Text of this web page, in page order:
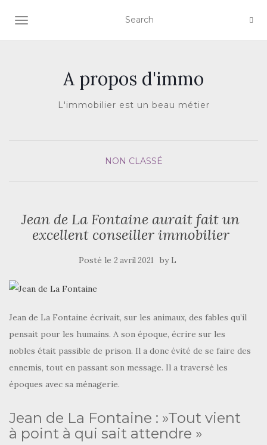
AFFICHER/MASQUER LA NAVIGATION
A propos d'immo
L'immobilier est un beau métier
NON CLASSÉ
Jean de La Fontaine aurait fait un
excellent conseiller immobilier
Posté le 2 avril 2021 by L
Jean de La Fontaine écrivait, sur les animaux, des fables qu’il
pensait pour les humains. A son époque, écrire sur les
nobles était passible de prison. Il a donc évité de se faire des
ennemis, tout en passant son message. Il a traversé les
époques avec sa ménagerie.
Jean de La Fontaine : »Tout vient
à point à qui sait attendre »